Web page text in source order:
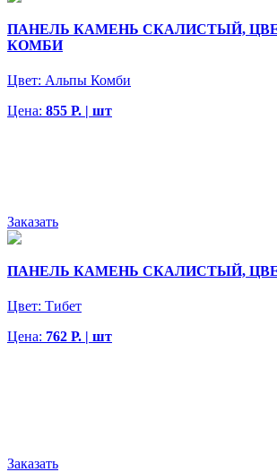
ПАНЕЛЬ КАМЕНЬ СКАЛИСТЫЙ,
КОМБИ
Цвет: Альпы Комби
Цена: 855 Р. | шт
Заказать
ПАНЕЛЬ КАМЕНЬ СКАЛИСТЫЙ,
Цвет: Тибет
Цена: 762 Р. | шт
Заказать